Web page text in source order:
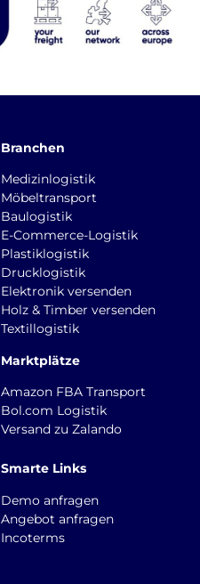
Branchen
Medizinlogistik
Möbeltransport
Baulogistik
E-Commerce-Logistik
Plastiklogistik
Drucklogistik
Elektronik versenden
Holz & Timber versenden
Textillogistik
Marktplätze
Amazon FBA Transport
Bol.com Logistik
Versand zu Zalando
Smarte Links
Demo anfragen
Angebot anfragen
Incoterms